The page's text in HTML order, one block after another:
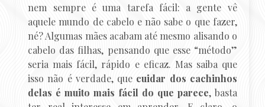
nem sempre é uma tarefa fácil: a gente vê
aquele mundo de cabelo e não sabe o que fazer,
né? Algumas mães acabam até mesmo alisando o
cabelo das filhas, pensando que esse “método”
seria mais fácil, rápido e eficaz. Mas saiba que
isso não é verdade, que cuidar dos cachinhos
delas é muito mais fácil do que parece, basta